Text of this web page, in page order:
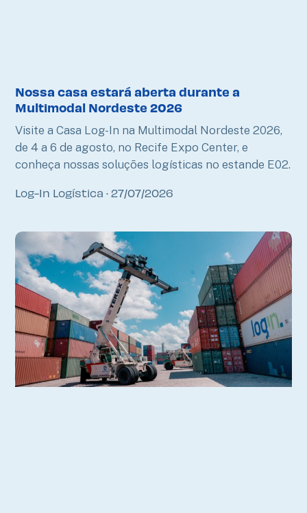
Nossa casa estará aberta durante a
Multimodal Nordeste 2026
Log-In Logística 27/07/2026
Visite a Casa Log-In na Multimodal Nordeste 2026,
de 4 a 6 de agosto, no Recife Expo Center, e
conheça nossas soluções logísticas no estande E02.